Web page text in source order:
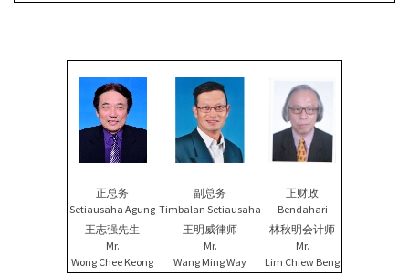
正总务
Setiausaha Agung
副总务
Timbalan Setiausaha
正财政
Bendahari
王志强先生
Mr.
Wong Chee Keong
王明威律师
Mr.
Wang Ming Way
林秋明会计师
Mr.
Lim Chiew Beng